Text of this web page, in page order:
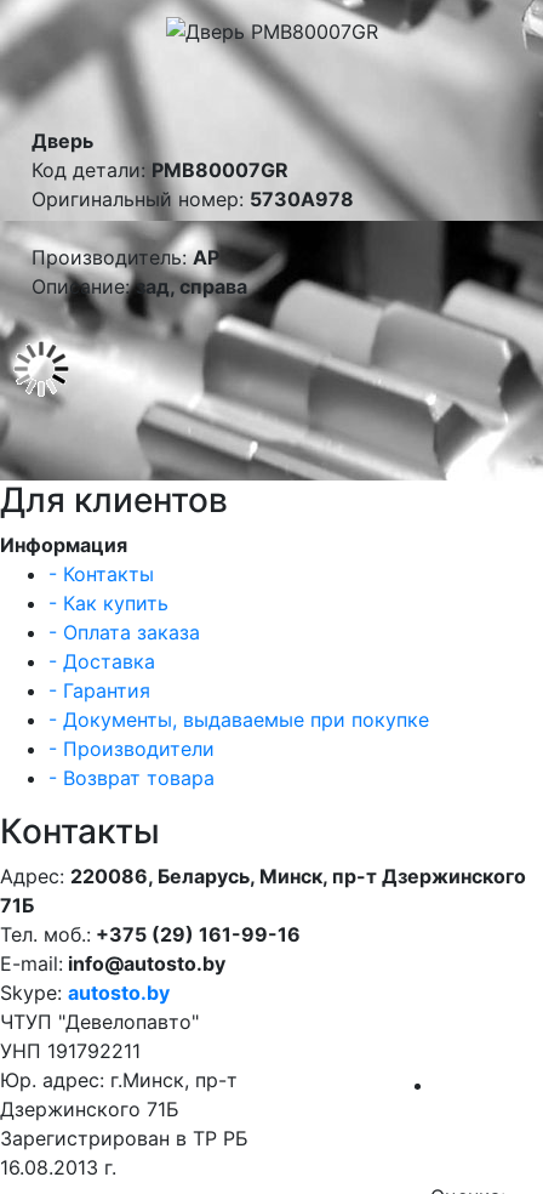
Дверь
Код детали: PMB80007GR
Оригинальный номер: 5730A978
Производитель:AP
Описание:зад, справа
Для клиентов
Информация
- Контакты
- Как купить
- Оплата заказа
- Доставка
- Гарантия
- Документы, выдаваемые при покупке
- Производители
- Возврат товара
Контакты
Адрес: 220086, Беларусь, Минск, пр-т Дзержинского
71Б
Тел. моб.: +375 (29) 161-99-16
E-mail: info@autosto.by
Skype: autosto.by
ЧТУП "Девелопавто"
УНП 191792211
Юр. адрес: г.Минск, пр-т
Дзержинского 71Б
Зарегистрирован в ТР РБ
16.08.2013 г.